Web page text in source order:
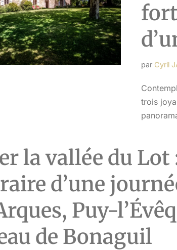
par Cyril
trois
la vallée du Lot
d’une
Puy-
de Bonaguil